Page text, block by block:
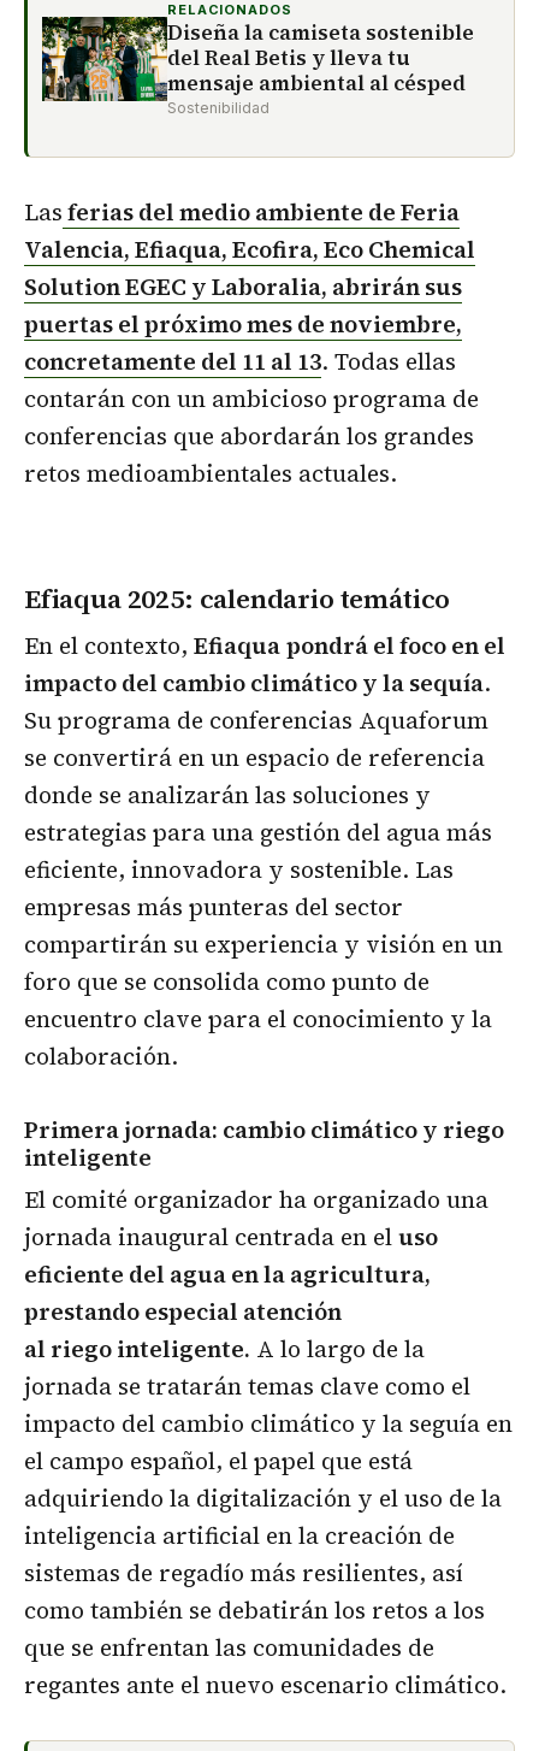
RELACIONADOS
Diseña la camiseta sostenible
del Real Betis y lleva tu
mensaje ambiental al césped
Sostenibilidad
Lasferias del medio ambiente de Feria
Valencia, Efiaqua, Ecofira, Eco Chemical
Solution EGEC y Laboralia, abrirán sus
puertas el próximo mes de noviembre,
concretamente del 11 al 13. Todas ellas
contarán con un ambicioso programa de
conferencias que abordarán los grandes
retos medioambientales actuales.
Efiaqua 2025: calendario temático
En el contexto, Efiaquapondrá el foco en el
impacto del cambio climático y la sequía.
Su programa de conferencias Aquaforum
se convertirá en un espacio de referencia
donde se analizarán las soluciones y
estrategias para una gestión del agua más
eficiente, innovadora y sostenible. Las
empresas más punteras del sector
compartirán su experiencia y visión en un
foro que se consolida como punto de
encuentro clave para el conocimiento y la
colaboración.
Primera jornada: cambio climático y riego
inteligente
El comité organizador ha organizado una
jornada inaugural centrada en eluso
eficiente del agua en la agricultura,
prestando especial atención
al riego inteligente. A lo largo de la
jornada se tratarán temas clave como el
impacto del cambio climático y la seguía en
el campo español, el papel que está
adquiriendo la digitalización y el uso de la
inteligencia artificial en la creación de
sistemas de regadío más resilientes, así
como también se debatirán los retos a los
que se enfrentan las comunidades de
regantes ante el nuevo escenario climático.